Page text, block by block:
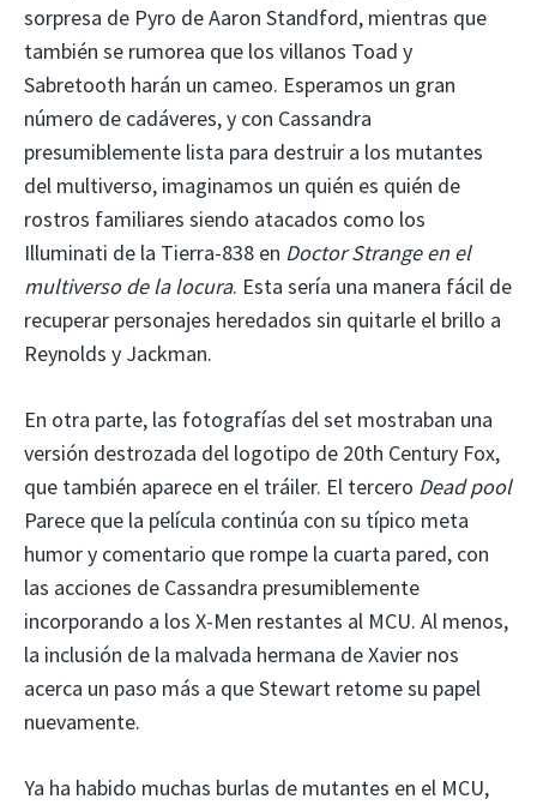
sorpresa de Pyro de Aaron Standford, mientras que
también se rumorea que los villanos Toad y
Sabretooth harán un cameo. Esperamos un gran
número de cadáveres, y con Cassandra
presumiblemente lista para destruir a los mutantes
del multiverso, imaginamos un quién es quién de
rostros familiares siendo atacados como los
Illuminati de la Tierra-838 en Doctor Strange en el
multiverso de la locura. Esta sería una manera fácil de
recuperar personajes heredados sin quitarle el brillo a
Reynolds y Jackman.
En otra parte, las fotografías del set mostraban una
versión destrozada del logotipo de 20th Century Fox,
que también aparece en el tráiler. El tercero Dead pool
Parece que la película continúa con su típico meta
humor y comentario que rompe la cuarta pared, con
las acciones de Cassandra presumiblemente
incorporando a los X-Men restantes al MCU. Al menos,
la inclusión de la malvada hermana de Xavier nos
acerca un paso más a que Stewart retome su papel
nuevamente.
Ya ha habido muchas burlas de mutantes en el MCU,